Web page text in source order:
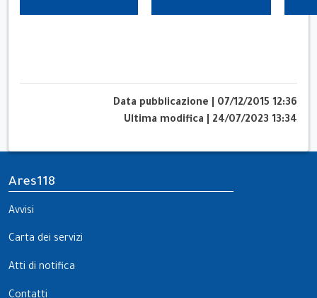
Data pubblicazione
07/12/2015 12:36
Ultima modifica
24/07/2023 13:34
Ares118
Avvisi
Carta dei servizi
Atti di notifica
Contatti